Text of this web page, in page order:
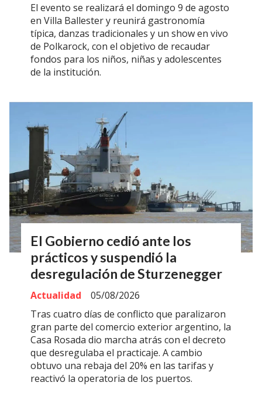
El evento se realizará el domingo 9 de agosto
en Villa Ballester y reunirá gastronomía
típica, danzas tradicionales y un show en vivo
de Polkarock, con el objetivo de recaudar
fondos para los niños, niñas y adolescentes
de la institución.
El Gobierno cedió ante los
prácticos y suspendió la
desregulación de Sturzenegger
Actualidad
05/08/2026
Tras cuatro días de conflicto que paralizaron
gran parte del comercio exterior argentino, la
Casa Rosada dio marcha atrás con el decreto
que desregulaba el practicaje. A cambio
obtuvo una rebaja del 20% en las tarifas y
reactivó la operatoria de los puertos.